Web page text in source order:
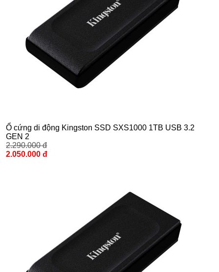
Ổ cứng di động Kingston SSD SXS1000 1TB USB 3.2
GEN 2
2.290.000 đ
2.050.000 đ